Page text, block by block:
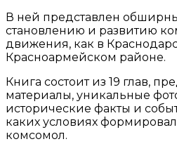
В ней представлен
становлению и развитию
движения, как в
Красноармейском районе.
Книга состоит из 19 глав,
материалы, уникальные
исторические факты и
каких условиях
комсомол.